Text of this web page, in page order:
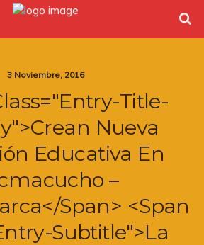
3 Noviembre, 2016
Title-
Nueva
Educativa En
–
span> <span
Subtitle">La